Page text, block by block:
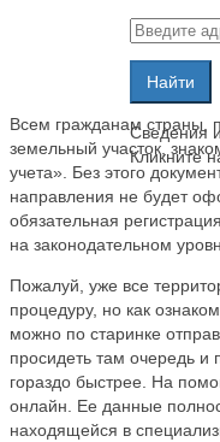
Сведения
Кликните
Всем гражданам страны,
земельный участок,
учета». Без этого
направления не будет
обязательная
на законодательном
Пожалуй, уже все
процедуру, но как
можно по старинке
просидеть там очередь и
гораздо быстрее. На
онлайн. Ее данные
находящейся в